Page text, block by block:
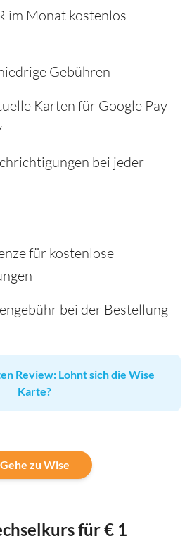
im Monat kostenlos
Gebühren
Karten für Google Pay
bei jeder
für kostenlose
bei der Bestellung
Review: Lohnt sich die Wise
Karte?
Gehe zu Wise
für € 1